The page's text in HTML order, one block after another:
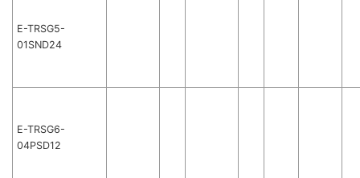
E-TRSG5-
01SND24
E-TRSG6-
04PSD12